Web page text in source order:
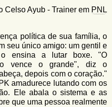
Celso Ayub - Trainer em PNL
política de sua família, o
seu único amigo: um gentil e
o ensina a lutar boxe. "O
vence o grande", diz o
depois com o coração."
amadurece lutando com os
Ele abala o sistema e as
que uma pessoa realmente